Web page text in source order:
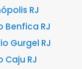
RJ
Benfica RJ
Gurgel RJ
RJ